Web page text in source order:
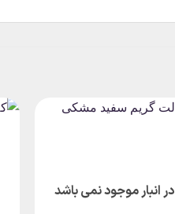
در انبار موجود نمی باشد